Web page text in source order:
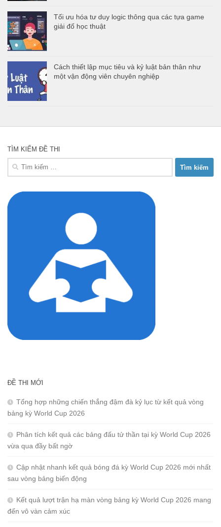
Tối ưu hóa tư duy logic thông qua các tựa game
giải đố học thuật
Cách thiết lập mục tiêu và kỷ luật bản thân như
một vận động viên chuyên nghiệp
TÌM KIẾM ĐỀ THI
Tìm
ĐỀ THI MỚI
Tổng hợp những chiến thắng đậm đà kỷ lục từ kết quả vòng
bảng kỳ World Cup 2026
Phân tích kết quả các bảng đấu tử thần tại kỳ World Cup 2026
vừa qua đầy bất ngờ
Cập nhật nhanh kết quả bóng đá kỳ World Cup 2026 mới nhất
sau vòng bảng biến động
Kết quả lượt trận hạ màn vòng bảng kỳ World Cup 2026 mang
đến vô vàn cảm xúc